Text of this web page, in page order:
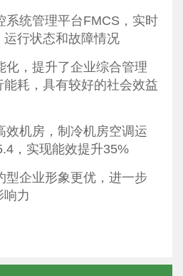
统管理平台FMCS，实时
行状态和故障情况
，提升了企业综合管理
耗，具有较好的社会效益
机房，制冷机房空调运
，实现能效提升35%
企业形象更优，进一步
响力